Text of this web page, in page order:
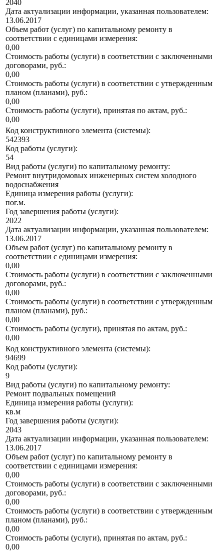
2040
Дата актуализации информации, указанная пользователем:
13.06.2017
Объем работ (услуг) по капитальному ремонту в
соответствии с единицами измерения:
0,00
Стоимость работы (услуги) в соответствии с заключенными
договорами, руб.:
0,00
Стоимость работы (услуги) в соответствии с утвержденным
планом (планами), руб.:
0,00
Стоимость работы (услуги), принятая по актам, руб.:
0,00
Код конструктивного элемента (системы):
542393
Код работы (услуги):
54
Вид работы (услуги) по капитальному ремонту:
Ремонт внутридомовых инженерных систем холодного
водоснабжения
Единица измерения работы (услуги):
пог.м.
Год завершения работы (услуги):
2022
Дата актуализации информации, указанная пользователем:
13.06.2017
Объем работ (услуг) по капитальному ремонту в
соответствии с единицами измерения:
0,00
Стоимость работы (услуги) в соответствии с заключенными
договорами, руб.:
0,00
Стоимость работы (услуги) в соответствии с утвержденным
планом (планами), руб.:
0,00
Стоимость работы (услуги), принятая по актам, руб.:
0,00
Код конструктивного элемента (системы):
94699
Код работы (услуги):
9
Вид работы (услуги) по капитальному ремонту:
Ремонт подвальных помещений
Единица измерения работы (услуги):
кв.м
Год завершения работы (услуги):
2043
Дата актуализации информации, указанная пользователем:
13.06.2017
Объем работ (услуг) по капитальному ремонту в
соответствии с единицами измерения:
0,00
Стоимость работы (услуги) в соответствии с заключенными
договорами, руб.:
0,00
Стоимость работы (услуги) в соответствии с утвержденным
планом (планами), руб.:
0,00
Стоимость работы (услуги), принятая по актам, руб.:
0,00